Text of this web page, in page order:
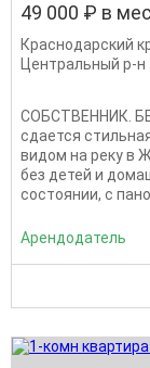
49 000 ₽ в
Краснодарский
Центральный р-н
CОБСТВЕННИК.
сдается
видом на реку в
без детей и
состоянии, c
Арендодатель